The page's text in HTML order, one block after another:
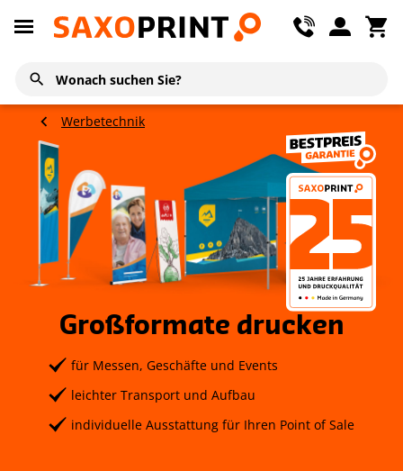
Werbetechnik
Großformate drucken
für Messen, Geschäfte und Events
leichter Transport und Aufbau
individuelle Ausstattung für Ihren Point of Sale